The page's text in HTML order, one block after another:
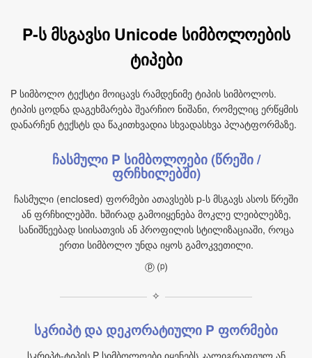
P‑ს მსგავსი Unicode სიმბოლოების
ტიპები
P სიმბოლო ტექსტი მოიცავს რამდენიმე ტიპის სიმბოლოს.
ტიპის ცოდნა დაგეხმარება შეარჩიო ნიშანი, რომელიც ერწყმის
დანარჩენ ტექსტს და წაკითხვადია სხვადასხვა პლატფორმაზე.
ჩასმული P სიმბოლოები (წრეში /
ფრჩხილებში)
ჩასმული (enclosed) ფორმები ათავსებს p‑ს მსგავს ასოს წრეში
ან ფრჩხილებში. ხშირად გამოიყენება მოკლე ლეიბლებზე,
სანიშნეებად სიისათვის ან პროფილის სტილიზაციაში, როცა
ერთი სიმბოლო უნდა იყოს გამოკვეთილი.
ⓟ ⒫
✧
სკრიპტ და დეკორატიული P ფორმები
სკრიპტ‑ტიპის P სიმბოლოები იყენებს კალიგრაფიულ ან